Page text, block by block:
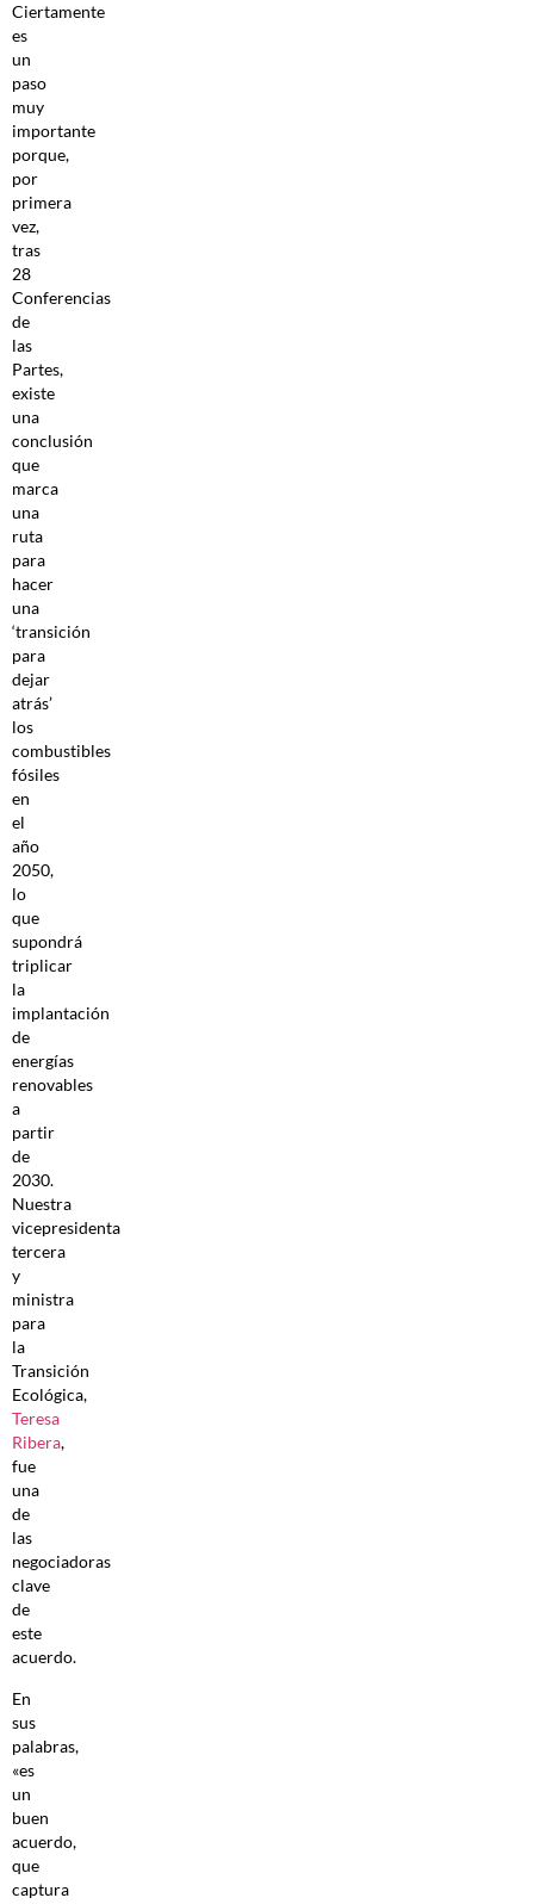
Ciertamente
es
un
paso
muy
importante
porque,
por
primera
vez,
tras
28
Conferencias
de
las
Partes,
existe
una
conclusión
que
marca
una
ruta
para
hacer
una
‘transición
para
dejar
atrás’
los
combustibles
fósiles
en
el
año
2050,
lo
que
supondrá
triplicar
la
implantación
de
energías
renovables
a
partir
de
2030.
Nuestra
vicepresidenta
tercera
y
ministra
para
la
Transición
Ecológica,
Teresa
Ribera,
fue
una
de
las
negociadoras
clave
de
este
acuerdo.
En
sus
palabras,
«es
un
buen
acuerdo,
que
captura